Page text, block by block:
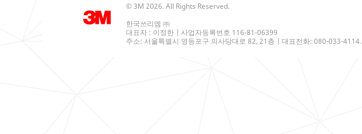
© 3M 2026. All Rights Reserved.
한국쓰리엠 ㈜
대표자 : 이정한 | 사업자등록번호 116-81-06399
주소: 서울특별시 영등포구 의사당대로 82, 21층 | 대표전화: 080-033-4114.